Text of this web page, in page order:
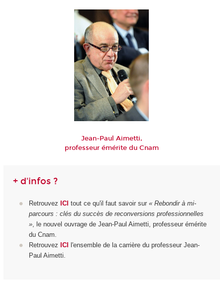
Jean-Paul Aimetti,
professeur émérite du Cnam
+ d'infos ?
Retrouvez ICI tout ce qu'il faut savoir sur « Rebondir à mi-
parcours : clés du succès de reconversions professionnelles
» , le nouvel ouvrage de Jean-Paul Aimetti, professeur émérite
du Cnam.
Retrouvez ICI l'ensemble de la carrière du professeur Jean-
Paul Aimetti.